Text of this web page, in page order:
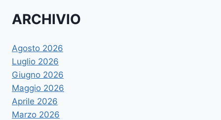
ARCHIVIO
Agosto 2026
Luglio 2026
Giugno 2026
Maggio 2026
Aprile 2026
Marzo 2026